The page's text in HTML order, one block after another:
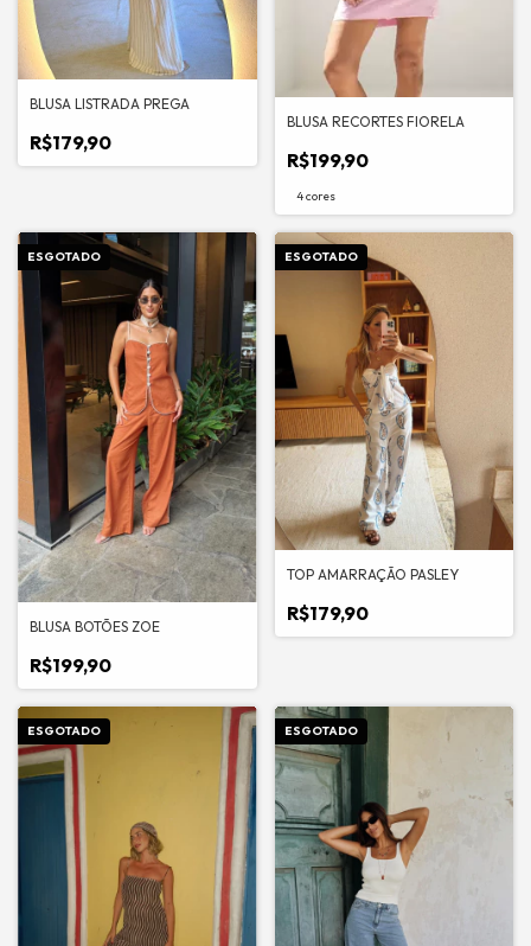
BLUSA LISTRADA PREGA
R$179,90
BLUSA RECORTES FIORELA
R$199,90
4 cores
ESGOTADO
BLUSA BOTÕES ZOE
R$199,90
ESGOTADO
TOP AMARRAÇÃO PASLEY
R$179,90
ESGOTADO ESGOTADO